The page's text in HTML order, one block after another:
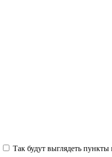
Так будут выглядеть пункты